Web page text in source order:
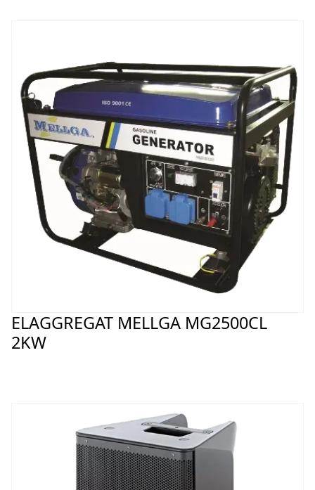
ELAGGREGAT MELLGA MG2500CL
2KW